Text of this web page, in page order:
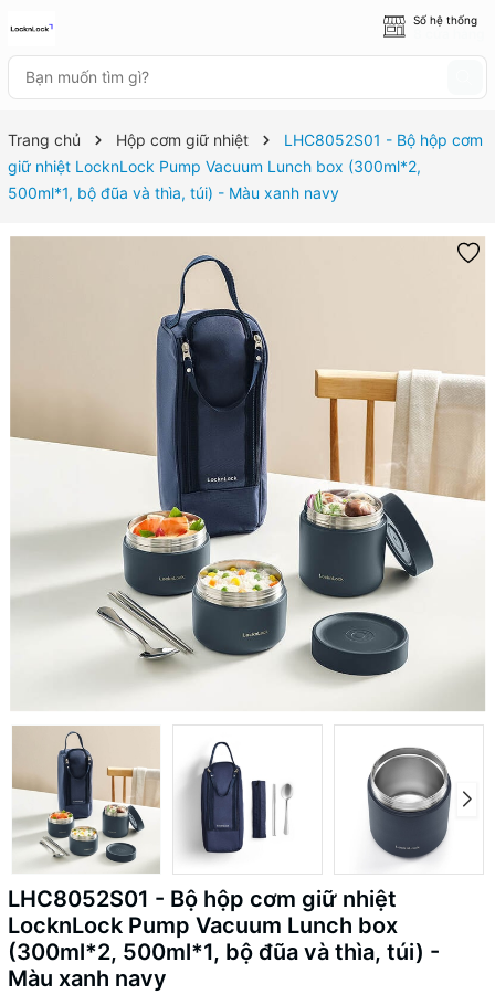
Số hệ thống
Trang chủ Hộp cơm giữ nhiệt
LHC8052S01 - Bộ hộp cơm
giữ nhiệt LocknLock Pump Vacuum Lunch box (300ml*2,
500ml*1, bộ đũa và thìa, túi) - Màu xanh navy
LHC8052S01 - Bộ hộp cơm giữ nhiệt
LocknLock Pump Vacuum Lunch box
(300ml*2, 500ml*1, bộ đũa và thìa, túi) -
Màu xanh navy